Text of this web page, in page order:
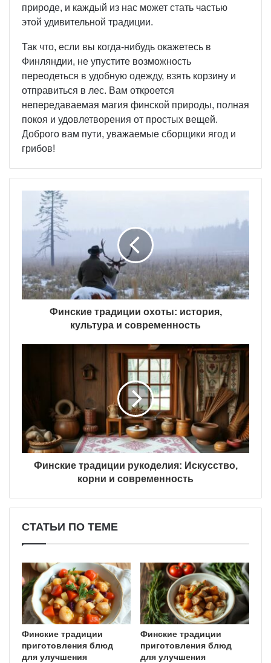
природе, и каждый из нас может стать частью
этой удивительной традиции.
Так что, если вы когда-нибудь окажетесь в
Финляндии, не упустите возможность
переодеться в удобную одежду, взять корзину и
отправиться в лес. Вам откроется
непередаваемая магия финской природы, полная
покоя и удовлетворения от простых вещей.
Доброго вам пути, уважаемые сборщики ягод и
грибов!
Финские традиции охоты: история,
культура и современность
Финские традиции рукоделия: Искусство,
корни и современность
СТАТЬИ ПО ТЕМЕ
Финские традиции
приготовления блюд
для улучшения
Финские традиции
приготовления блюд
для улучшения